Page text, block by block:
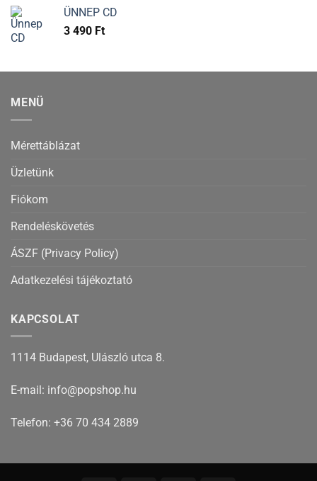
ÜNNEP CD
3 490 Ft
MENÜ
Mérettáblázat
Üzletünk
Fiókom
Rendeléskövetés
ÁSZF (Privacy Policy)
Adatkezelési tájékoztató
KAPCSOLAT
1114 Budapest, Ulászló utca 8.
E-mail: info@popshop.hu
Telefon: +36 70 434 2889